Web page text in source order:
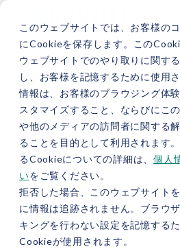
このウェブサイトでは、お客様の
にCookieを保存します。この
ウェブサイトでのやり取りに関す
し、お客様を記憶するために使用
情報は、お客様のブラウジング体
スタマイズすること、ならびにこ
や他のメディアの訪問者に関する
ることを目的として利用されます
るCookieについての詳細は、 個人
いをご覧ください。
拒否した場合、このウェブサイト
に情報は追跡されません。ブラウ
キングを行わない設定を記憶する
Cookieが使用されます。
Case
事例紹介
TOP 事例紹介